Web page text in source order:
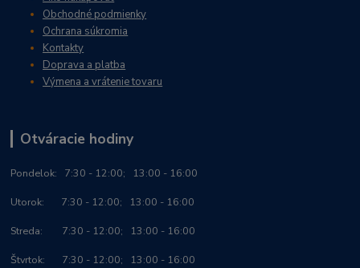
Obchodné podmienky
Ochrana súkromia
Kontakty
Doprava a platba
Výmena a vrátenie tovaru
Otváracie hodiny
Pondelok: 7:30 - 12:00; 13:00 - 16:00
Utorok: 7:30 - 12:00; 13:00 - 16:00
Streda: 7:30 - 12:00; 13:00 - 16:00
Štvrtok: 7:30 - 12:00; 13:00 - 16:00